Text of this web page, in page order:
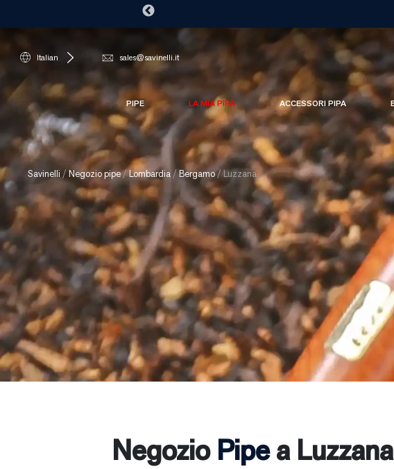
Italian sales@savinelli.it
PIPE LA MIA PIPA ACCESSORI PIPA
Savinelli / Negozio pipe/Lombardia /Bergamo/ Luzzana
Negozio Pipea Luzzana